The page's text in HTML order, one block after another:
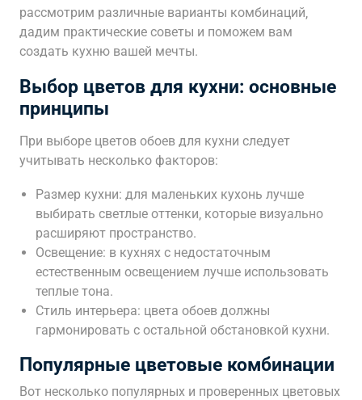
рассмотрим различные варианты комбинаций‚
дадим практические советы и поможем вам
создать кухню вашей мечты.
Выбор цветов для кухни: основные
принципы
При выборе цветов обоев для кухни следует
учитывать несколько факторов:
Размер кухни: для маленьких кухонь лучше
выбирать светлые оттенки‚ которые визуально
расширяют пространство.
Освещение: в кухнях с недостаточным
естественным освещением лучше использовать
теплые тона.
Стиль интерьера: цвета обоев должны
гармонировать с остальной обстановкой кухни.
Популярные цветовые комбинации
Вот несколько популярных и проверенных цветовых